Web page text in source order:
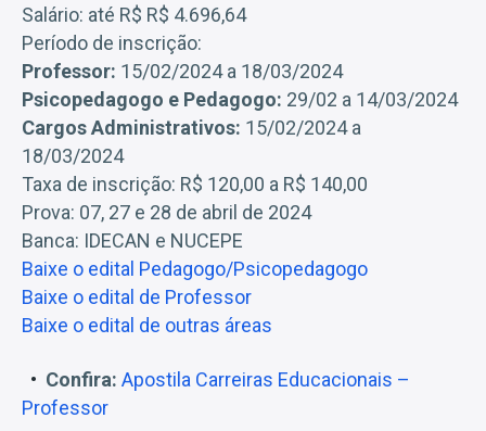
Salário: até R$ R$ 4.696,64
Período de inscrição:
Professor: 15/02/2024 a 18/03/2024
Psicopedagogo e Pedagogo: 29/02 a 14/03/2024
Cargos Administrativos: 15/02/2024 a
18/03/2024
Taxa de inscrição: R$ 120,00 a R$ 140,00
Prova: 07, 27 e 28 de abril de 2024
Banca: IDECAN e NUCEPE
Baixe o edital Pedagogo/Psicopedagogo
Baixe o edital de Professor
Baixe o edital de outras áreas
Confira: Apostila Carreiras Educacionais –
Professor